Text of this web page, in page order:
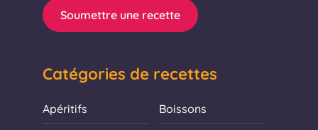
Soumettre une recette
Catégories de recettes
Apéritifs Boissons